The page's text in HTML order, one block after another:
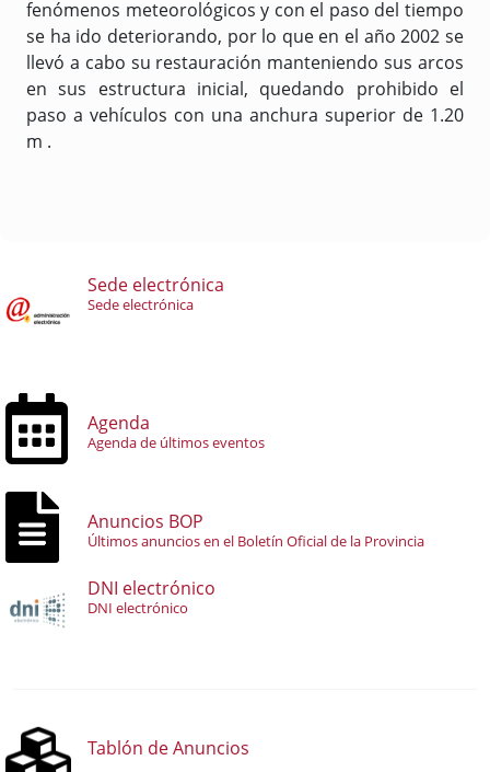
fenómenos meteorológicos y con el paso del tiempo
se ha ido deteriorando, por lo que en el año 2002 se
llevó a cabo su restauración manteniendo sus arcos
en sus estructura inicial, quedando prohibido el
paso a vehículos con una anchura superior de 1.20
m .
Sede electrónica
Sede electrónica
Agenda
Agenda de últimos eventos
Anuncios BOP
Últimos anuncios en el Boletín Oficial de la Provincia
DNI electrónico
DNI electrónico
Tablón de Anuncios